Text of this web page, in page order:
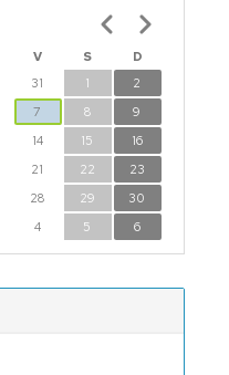
V S
D
31 1
2
7 8
9
14 15
16
21 22
23
28 29
30
4 5 6
Paginación